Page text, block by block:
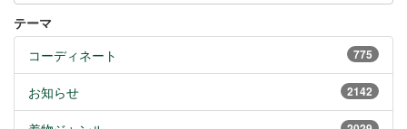
テーマ
775
コーディネート
2142
お知らせ